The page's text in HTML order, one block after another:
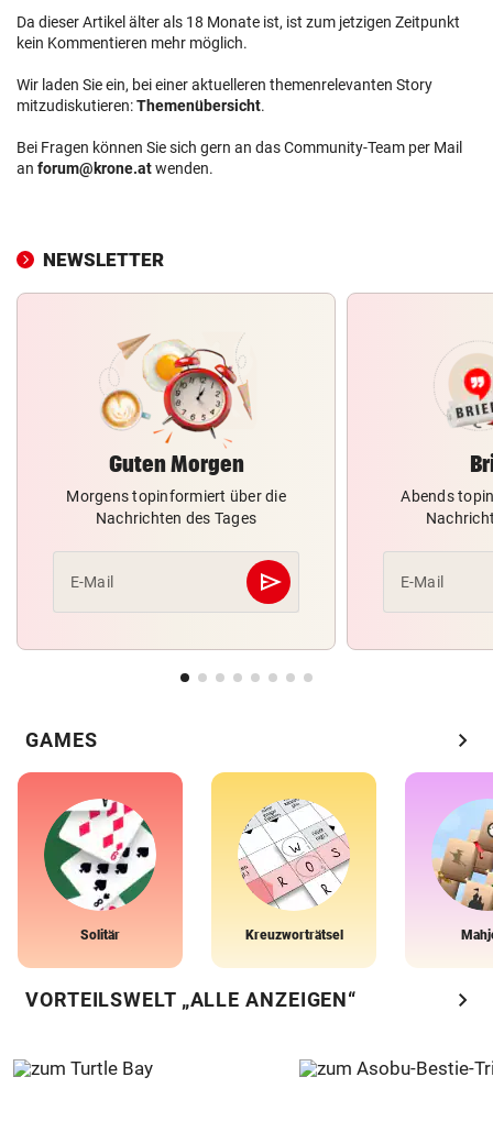
Da dieser Artikel älter als 18 Monate ist, ist zum jetzigen Zeitpunkt
kein Kommentieren mehr möglich.
Wir laden Sie ein, bei einer aktuelleren themenrelevanten Story
mitzudiskutieren:Themenübersicht.
Bei Fragen können Sie sich gern an das Community-Team per Mail
an forum@krone.atwenden.
NEWSLETTER
Guten Morgen
Morgens topinformiert über die
Nachrichten des Tages
E-Mail send
Abschicken
Abends
E-Mail
GAMES chevron_right
Solitär Kreuzworträtsel
VORTEILSWELT „ALLE ANZEIGEN“ chevron_right